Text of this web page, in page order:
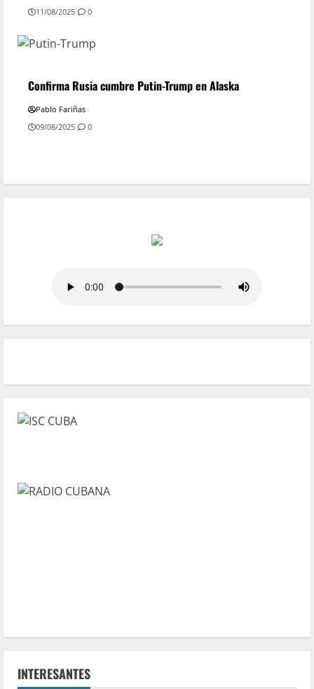
11/08/2025 0
Confirma Rusia cumbre Putin-Trump en Alaska
Pablo Fariñas
09/08/2025
0
INTERESANTES